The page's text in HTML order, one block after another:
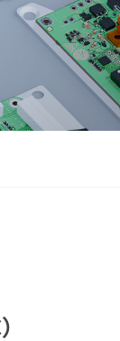
系列
系列
系列
系列
系列